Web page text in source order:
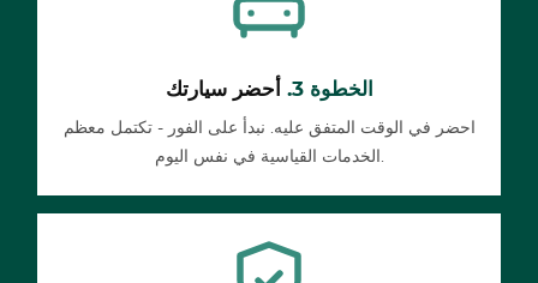
الخطوة 3. أحضر سيارتك
احضر في الوقت المتفق عليه. نبدأ على الفور - تكتمل معظم
الخدمات القياسية في نفس اليوم.